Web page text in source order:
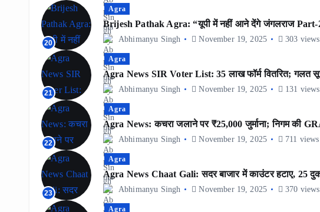
20
Agra
Brijesh Pathak Agra: “यूपी में नहीं आने देंगे जंगलराज Part-
Abhimanyu Singh November 19, 2025 303 views
21
Agra
Agra News SIR Voter List: 35 लाख फॉर्म वितरित; गलत
Abhimanyu Singh November 19, 2025 131 views
22
Agra
Agra News: कचरा जलाने पर ₹25,000 जुर्माना; निगम की
Abhimanyu Singh November 19, 2025 711 views
23
Agra
Agra News Chaat Gali: सदर बाजार में काउंटर हटाए, 25
Abhimanyu Singh November 19, 2025 370 views
Agra